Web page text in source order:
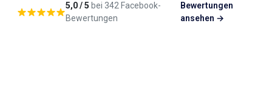
5,0 / 5 bei 342 Facebook-
Bewertungen
Bewertungen
ansehen →